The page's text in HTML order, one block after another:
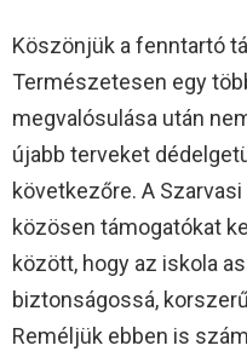
Köszönjük a fenntartó
Természetesen egy
megvalósulása után
újabb terveket
következőre. A
közösen támogatókat
között, hogy az iskola
biztonságossá,
Reméljük ebben is